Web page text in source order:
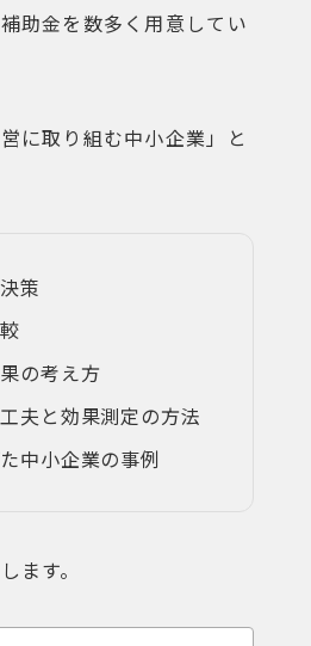
助金を数多く用意してい
に取り組む中小企業」と
策
の考え方
夫と効果測定の方法
中小企業の事例
ます。